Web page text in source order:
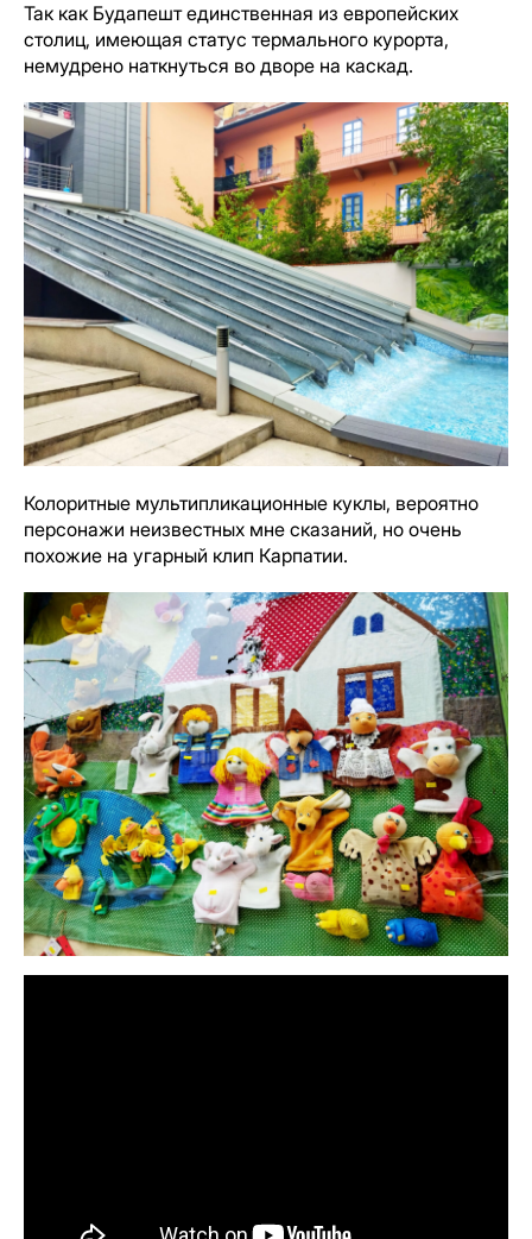
Так как Будапешт единственная из европейских
столиц, имеющая статус термального курорта,
немудрено наткнуться во дворе на каскад.
Колоритные мультипликационные куклы, вероятно
персонажи неизвестных мне сказаний, но очень
похожие на угарный клип Карпатии.